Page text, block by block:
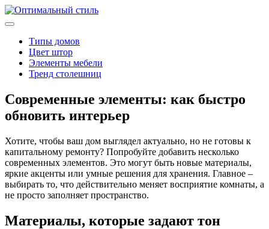
Типы домов
Цвет штор
Элементы мебели
Тренд столешниц
Современные элементы: как быстро
обновить интерьер
Хотите, чтобы ваш дом выглядел актуально, но не готовы к
капитальному ремонту? Попробуйте добавить несколько
современных элементов. Это могут быть новые материалы,
яркие акценты или умные решения для хранения. Главное –
выбирать то, что действительно меняет восприятие комнаты, а
не просто заполняет пространство.
Материалы, которые задают тон